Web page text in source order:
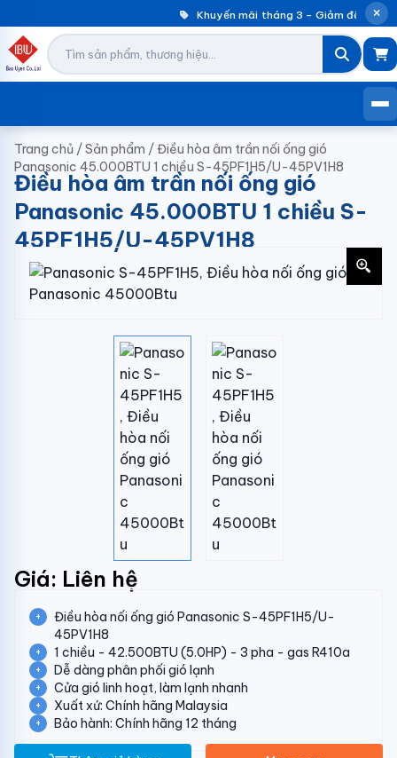
Khuyến mãi tháng 3 – Giảm đến
Trang chủ /Sản phẩm /Điều hòa âm trần nối ống gió
Panasonic 45.000BTU 1 chiều S-45PF1H5/U-45PV1H8
Điều hòa âm trần nối ống gió
Panasonic 45.000BTU 1 chiều S-
45PF1H5/U-45PV1H8
Giá: Liên hệ
Điều hòa nối ống gió Panasonic S-45PF1H5/U-
45PV1H8
1 chiều - 42.500BTU (5.0HP) - 3 pha - gas R410a
Dễ dàng phân phối gió lạnh
Cửa gió linh hoạt, làm lạnh nhanh
Xuất xứ: Chính hãng Malaysia
Bảo hành: Chính hãng 12 tháng